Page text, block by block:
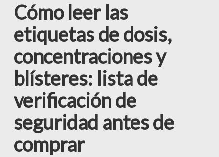
Cómo leer las
etiquetas de dosis,
concentraciones y
blísteres: lista de
verificación de
seguridad antes de
comprar